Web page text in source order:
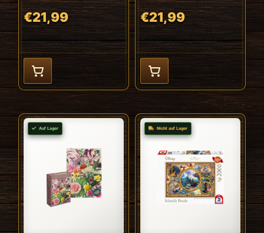
€21,99 €21,99
Auf Lager Nicht auf Lager